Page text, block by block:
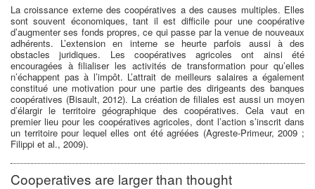
La croissance externe des coopératives a des causes multiples. Elles
sont souvent économiques, tant il est difficile pour une coopérative
d’augmenter ses fonds propres, ce qui passe par la venue de nouveaux
adhérents. L’extension en interne se heurte parfois aussi à des
obstacles juridiques. Les coopératives agricoles ont ainsi été
encouragées à filialiser les activités de transformation pour qu’elles
n’échappent pas à l’impôt. L’attrait de meilleurs salaires a également
constitué une motivation pour une partie des dirigeants des banques
coopératives (Bisault, 2012). La création de filiales est aussi un moyen
d’élargir le territoire géographique des coopératives. Cela vaut en
premier lieu pour les coopératives agricoles, dont l’action s’inscrit dans
un territoire pour lequel elles ont été agréées (Agreste-Primeur, 2009 ;
Filippi et al., 2009).
Cooperatives are larger than thought